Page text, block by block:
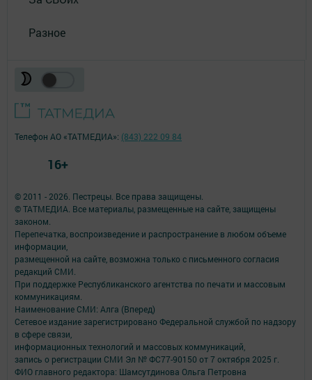
Разное
© 2011 - 2026. Пестрецы. Все права защищены.
© ТАТМЕДИА. Все материалы, размещенные на сайте, защищены
законом.
Перепечатка, воспроизведение и распространение в любом объеме
информации,
размещенной на сайте, возможна только с письменного согласия
редакций СМИ.
При поддержке Республиканского агентства по печати и массовым
коммуникациям.
Наименование СМИ: Алга (Вперед)
Сетевое издание зарегистрировано Федеральной службой по надзору
в сфере связи,
информационных технологий и массовых коммуникаций,
запись о регистрации СМИ Эл № ФС77-90150 от 7 октября 2025 г.
ФИО главного редактора: Шамсутдинова Ольга Петровна
Телефон АО «ТАТМЕДИА»: (843) 222 09 84
16+